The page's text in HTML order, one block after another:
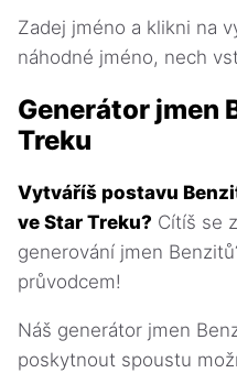
Zadej jméno a klikni na
náhodné jméno, nech
Generátor jmen
Treku
Vytváříš postavu
ve Star Treku? Cítíš se
generování jmen
průvodcem!
Náš generátor jmen
poskytnout spoustu